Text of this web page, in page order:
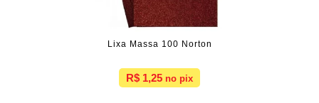
Lixa Massa 100 Norton
R$ 1,25